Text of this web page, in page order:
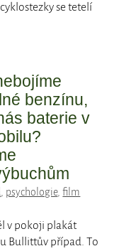
se tetelí
benzínu,
baterie v
, psychologie,film
v pokoji plakát
Bullittův případ. To